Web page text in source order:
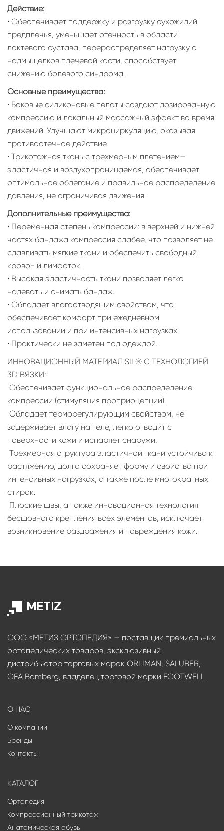
Действие:
• Обеспечивает поддержку и разгрузку сухожилий
предплечья, уменьшает отечность в области
локтевого сустава, перераспределяет нагрузку с
надмыщелков плечевой кости, способствует
снижению болевого синдрома.
Основные преимущества:
• Боковые силиконовые пелоты создают дозированную
компрессию и локальный массажный эффект во время
движений. Улучшают микроциркуляцию, оказывая
противоотечное действие.
• Трикотажная ткань с трехмерным плетением—
эластичная и воздухопроницаемая, обеспечивает
оптимальное облегание и правильное распределение
давления, не ограничивая движения.
Дополнительные преимущества:
• Переменная степень компрессии: в верхней и нижней
частях бандажа компрессия слабее, что позволяет не
сдавливать мягкие ткани и обеспечить свободный
крово- и лимфоток.
• Высокая эластичность ткани позволяет легко
надевать и снимать бандаж.
• Обладает влагоотводящим свойством, что
обеспечивает комфорт при ежедневном
использовании и при интенсивных нагрузках.
• Практически не заметен под одеждой.
ИННОВАЦИОННЫЙ МАТЕРИАЛ SIL® С ТЕХНОЛОГИЕЙ
3D ВЯЗКИ:
 Обеспечивает функциональное распределение
компрессии (стимуляция проприоцепции).
 Обладает терморегулирующим свойством, не
задерживает влагу на теле, легко отводит с
поверхности кожи и испаряет снаружи.
 Трехмерная структура эластичной ткани устойчива к
растяжению, долго сохраняет форму и свойства при
интенсивных нагрузках, а также после многократных
стирок.
 Плоские швы, а также инновационная технология
бесшовного крепления всех элементов, исключает
возникновение раздражения и повреждения кожи.
ООО «МЕТИЗ ОРТОПЕДИЯ» — поставщик премиальных
ортопедических товаров, эксклюзивный
дистрибьютор торговых марок ORLIMAN, SALUBER,
OFA Bamberg, владелец торговой марки FOOTWELL
О НАС
О компании
Бренды
Контакты
КАТАЛОГ
Ортопедия
Компрессионный трикотаж
Анатомическая обувь